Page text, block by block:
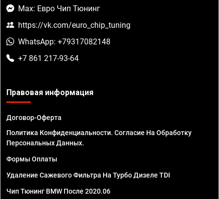
Max: Евро Чип Тюнинг
https://vk.com/euro_chip_tuning
WhatsApp: +79317082148
+7 861 217-93-64
Правовая информация
Договор-Оферта
Политика Конфиденциальности. Согласие На Обработку
Персональных Данных.
Формы Оплаты
Удаление Сажевого Фильтра На Турбо Дизеле TDI
Чип Тюнинг BMW После 2020.06